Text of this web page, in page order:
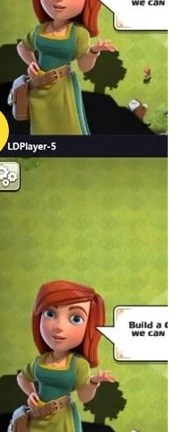
從網絡上收集的，如果我
將盡快將其刪除。